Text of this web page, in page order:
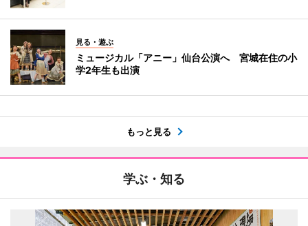
見る・遊ぶ
ミュージカル「アニー」仙台公演へ 宮城在住の小
学2年生も出演
もっと見る
学ぶ・知る